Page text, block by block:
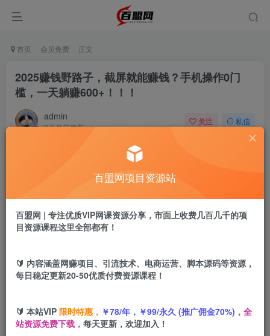
首页 会员免费 正文
2025赚钱野路子，截屏就能赚钱？手机操作0门
槛，一天躺赚600+！！！
admin
9个月前更新
关注 私信
盟币 9.9
立即购买
百盟网项目资源站
百盟网 | 专注优质VIP网课资源分享，市面上收费几百几千的项
目资源课程这里全部都有！
🔰 内容涵盖网赚项目、引流技术、电商运营、脚本源码等资源，
每日稳定更新20-50优质付费资源课程！
🔰 本站VIP 限时特惠， ￥78/年，￥99/永久 (推广佣金70%)， 全
站资源免费下载， 每天更新，欢迎加入！